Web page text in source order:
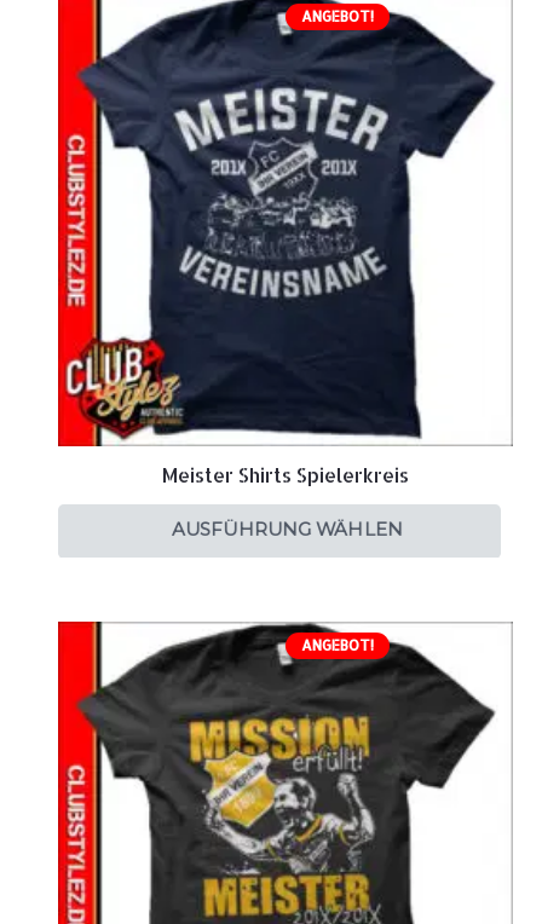
ANGEBOT!
Meister Shirts Spielerkreis
AUSFÜHRUNG WÄHLEN
ANGEBOT!